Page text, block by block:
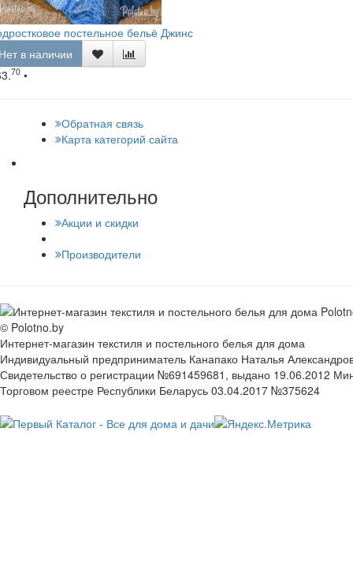
постельное бельё Джинс
в наличии
70 •
Обратная связь
Карта категорий сайта
Дополнительно
Акции и скидки
Производители
© Polotno.by
Интернет-магазин текстиля и постельного белья для дома
Индивидуальный предприниматель Канапако Наталья
Свидетельство о регистрации №691459681, выдано 19.06.2012
Торговом реестре Республики Беларусь 03.04.2017 №375624